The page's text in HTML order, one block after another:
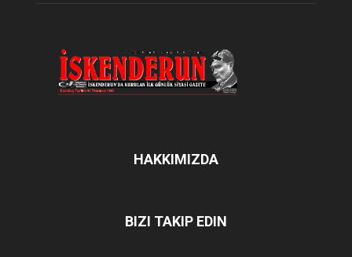
HAKKIMIZDA
BIZI TAKIP EDIN